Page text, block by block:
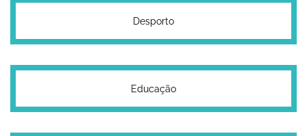
Desporto
Educação